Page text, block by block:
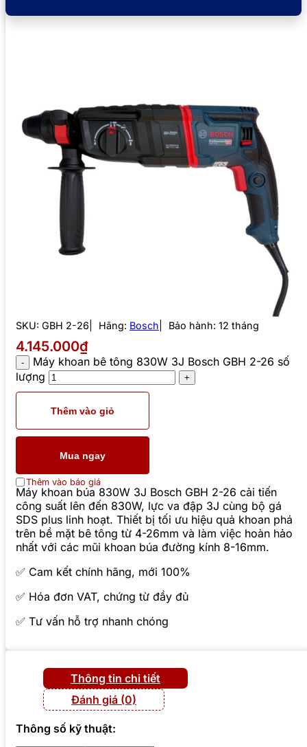
SKU: GBH 2-26 Hãng: Bosch Bảo hành: 12 tháng
4.145.000₫
Máy khoan bê tông 830W 3J Bosch GBH 2-26 số
lượng
Thêm vào giỏ
Mua ngay
Thêm vào báo giá
Máy khoan búa 830W 3J Bosch GBH 2-26 cải tiến
công suất lên đến 830W, lực va đập 3J cùng bộ gá
SDS plus linh hoạt. Thiết bị tối ưu hiệu quả khoan phá
trên bề mặt bê tông từ 4-26mm và làm việc hoàn hảo
nhất với các mũi khoan búa đường kính 8-16mm.
✅ Cam kết chính hãng, mới 100%
✅ Hóa đơn VAT, chứng từ đầy đủ
✅ Tư vấn hỗ trợ nhanh chóng
Thông tin chi tiết
Đánh giá (0)
Thông số kỹ thuật: